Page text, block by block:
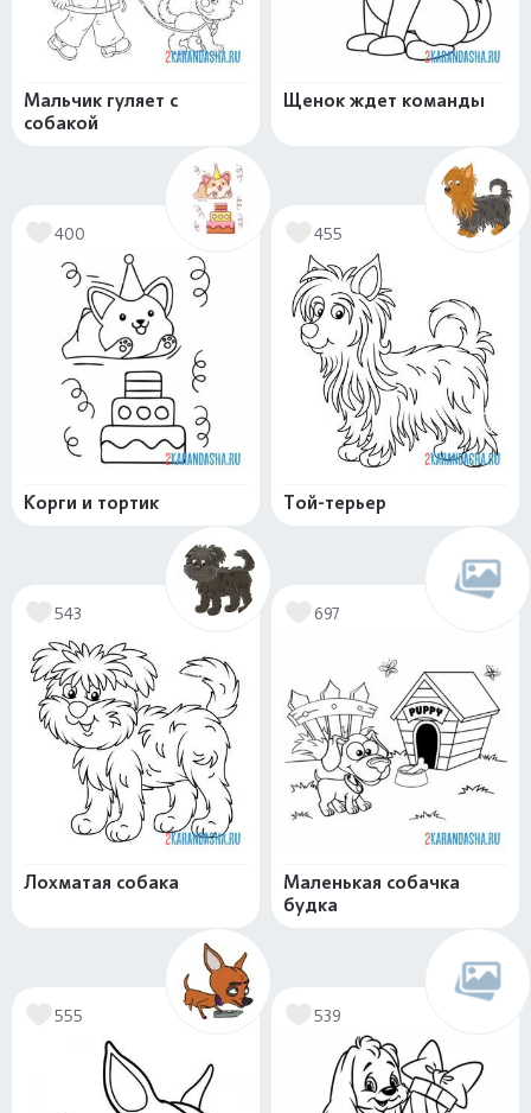
Мальчик гуляет с
собакой
Щенок ждет команды
400
Корги и тортик
455
Той-терьер
543
Лохматая собака
697
Маленькая собачка
будка
555 539